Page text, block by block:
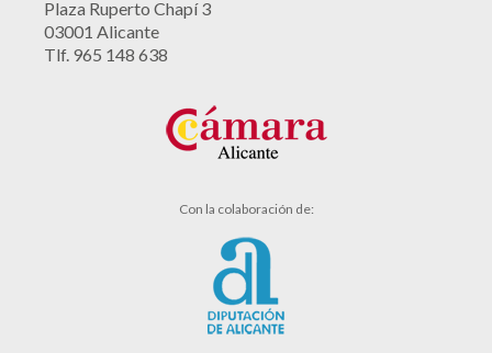
Plaza Ruperto Chapí 3
03001 Alicante
Tlf. 965 148 638
Con la colaboración de: